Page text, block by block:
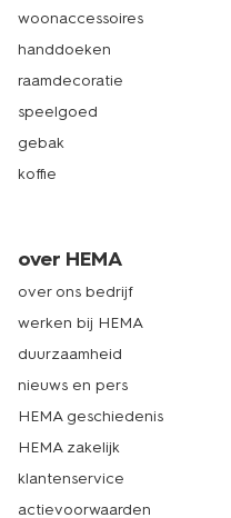
woonaccessoires
handdoeken
raamdecoratie
speelgoed
gebak
koffie
over HEMA
over ons bedrijf
werken bij HEMA
duurzaamheid
nieuws en pers
HEMA geschiedenis
HEMA zakelijk
klantenservice
actievoorwaarden